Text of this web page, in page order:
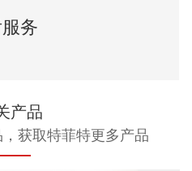
务
产品
获取特菲特更多产品